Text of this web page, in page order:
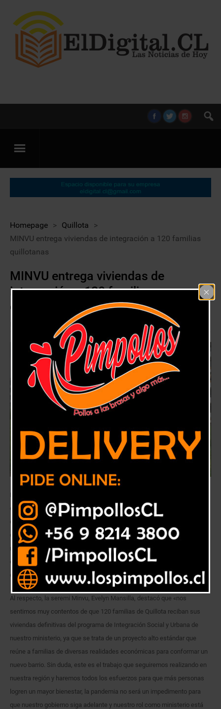
Homepage > Quillota
>
MINVU entrega viviendas de integración a 120 familias
quillotanas
MINVU entrega viviendas de
integración a 120 familias
quillotanas
26 noviembre, 2020 Quillota
Luisa Fernández y Carlos Góngora comparten desde hace poco un
cambio radical en sus vidas: son dueños de sus nuevos departamentos
de Integración Social del conjunto “Altos de Yungay III” de Quillota, en
que cada una de sus propiedades responden a sus propias
necesidades. En total 120 familias conforman este nuevo barrio
entregado por el MINVU, cuyas viviendas van desde los 56 a 60 metros
cuadrados.
Al respecto, la seremi Minvu, Evelyn Mansilla, destacó que «nos
sentimos muy contentos de que 120 familias de Quillota reciban sus
viviendas definitivas del programa de Integración Social y Urbana de
nuestro ministerio, ya que se trata de un proyecto alto estándar que
reúne a familias de diversas realidades económicas para conformar un
nuevo barrio. Sin duda, este es el trabajo que seguiremos realizando en
nuestra región y haremos todos los esfuerzos para que más personas
logren un mayor bienestar, la pandemia no será un impedimento para
que nuestro gobierno siga adelante y nuestro rol como ministerio está